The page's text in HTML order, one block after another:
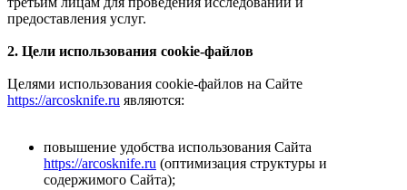
предоставления услуг.
2. Цели использования cookie-файлов
Целями использования cookie-файлов на Сайте
https://arcosknife.ru являются:
повышение удобства использования Сайта
https://arcosknife.ru (оптимизация структуры и
содержимого Сайта);